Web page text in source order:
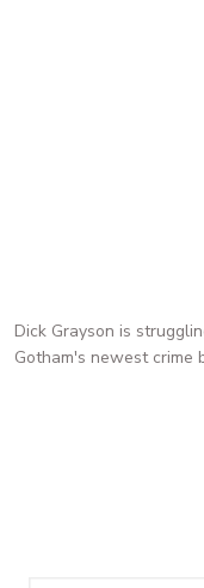
Dick Grayson is
Gotham's newest